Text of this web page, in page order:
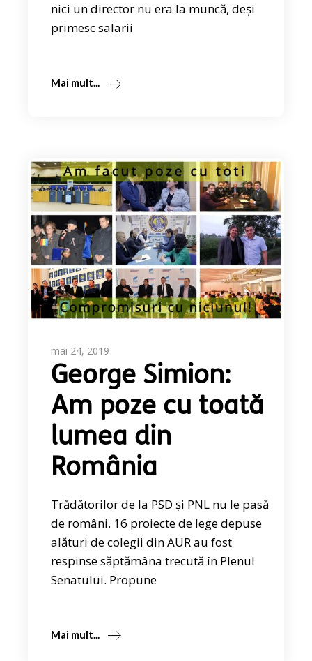
nici un director nu era la muncă, deși
primesc salarii
Mai mult...
mai 24, 2019
George Simion:
Am poze cu toată
lumea din
România
Trădătorilor de la PSD și PNL nu le pasă
de români. 16 proiecte de lege depuse
alături de colegii din AUR au fost
respinse săptămâna trecută în Plenul
Senatului. Propune
Mai mult...